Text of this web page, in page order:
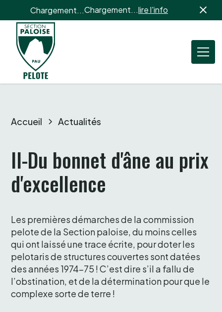
Chargement...Chargement...lire l'info
Accueil Actualités
II-Du bonnet d'âne au prix
d'excellence
Les premières démarches de la commission
pelote de la Section paloise, du moins celles
qui ont laissé une trace écrite, pour doter les
pelotaris de structures couvertes sont datées
des années 1974-75 ! C’est dire s’il a fallu de
l’obstination, et de la détermination pour que le